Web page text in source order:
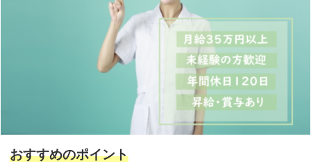
おすすめのポイント